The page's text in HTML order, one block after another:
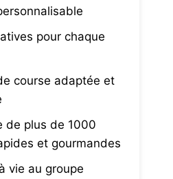
pour chaque
course adaptée et
de plus de 1000
et gourmandes
vie au groupe